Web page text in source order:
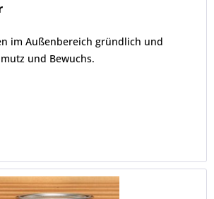
im Außenbereich gründlich und
und Bewuchs.
Cleaner ist ein Reiniger speziell für Holz